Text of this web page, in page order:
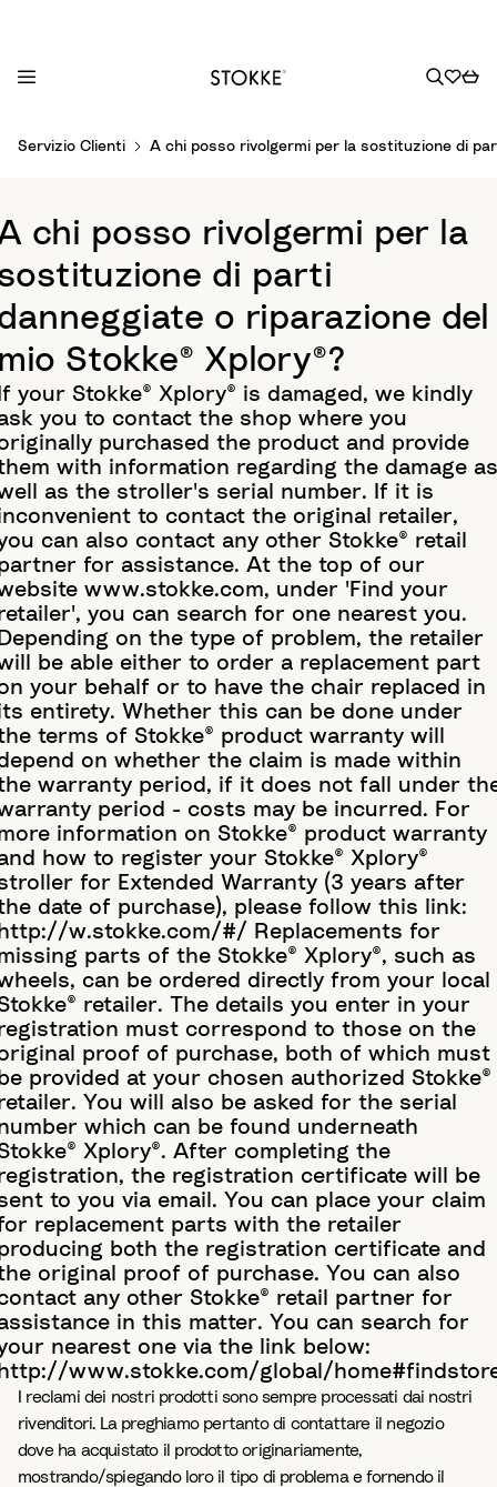
t
C
o
t
e
n
t
Servizio Clienti A chi posso rivolgermi per la sostituzione di
chi posso rivolgermi per la
di parti
o riparazione del
Stokke® Xplory®?
your Stokke® Xplory® is damaged, we kindly
you to contact the shop where you
purchased the product and provide
with information regarding the damage as
as the stroller's serial number. If it is
to contact the original retailer,
can also contact any other Stokke® retail
for assistance. At the top of our
www.stokke.com, under 'Find your
you can search for one nearest you.
on the type of problem, the retailer
be able either to order a replacement part
your behalf or to have the chair replaced in
entirety. Whether this can be done under
terms of Stokke® product warranty will
on whether the claim is made within
warranty period, if it does not fall under
period - costs may be incurred. For
information on Stokke® product warranty
how to register your Stokke® Xplory®
for Extended Warranty (3 years after
date of purchase), please follow this link:
w.stokke.com/#/ Replacements for
parts of the Stokke® Xplory®, such as
can be ordered directly from your local
retailer. The details you enter in your
must correspond to those on the
proof of purchase, both of which must
provided at your chosen authorized Stokke®
You will also be asked for the serial
which can be found underneath
Xplory®. After completing the
the registration certificate will be
to you via email. You can place your claim
replacement parts with the retailer
both the registration certificate and
original proof of purchase. You can also
any other Stokke® retail partner for
in this matter. You can search for
nearest one via the link below:
www.stokke.com/global/
I reclami dei nostri prodotti sono sempre processati dai nostri
rivenditori. La preghiamo pertanto di contattare il negozio
dove ha acquistato il prodotto originariamente,
mostrando/spiegando loro il tipo di problema e fornendo il